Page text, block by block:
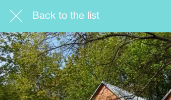
Back to the list